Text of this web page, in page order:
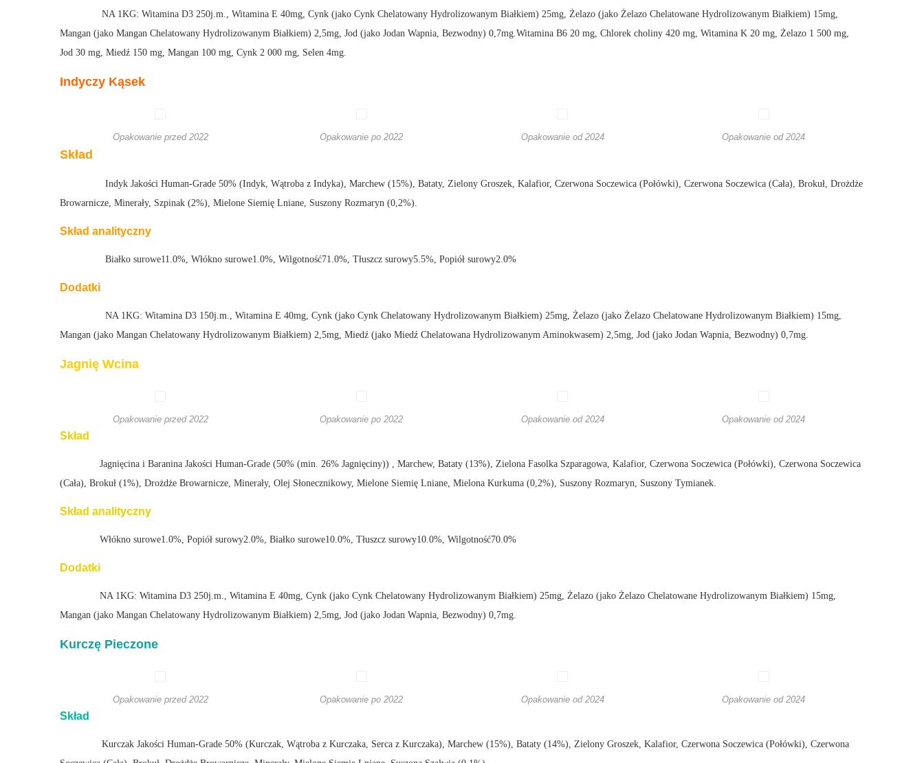
NA 1KG: Witamina D3 250j.m., Witamina E 40mg, Cynk (jako Cynk Chelatowany Hydrolizowanym Białkiem) 25mg, Żelazo (jako Żelazo Chelatowane Hydrolizowanym Białkiem) 15mg,
Mangan (jako Mangan Chelatowany Hydrolizowanym Białkiem) 2,5mg, Jod (jako Jodan Wapnia, Bezwodny) 0,7mg.Witamina B6 20 mg, Chlorek choliny 420 mg, Witamina K 20 mg, Żelazo 1 500 mg,
Jod 30 mg, Miedź 150 mg, Mangan 100 mg, Cynk 2 000 mg, Selen 4mg.
Indyczy Kąsek
Opakowanie przed 2022 Opakowanie po 2022 Opakowanie od 2024 Opakowanie od 2024
Skład
Indyk Jakości Human-Grade 50% (Indyk, Wątroba z Indyka), Marchew (15%), Bataty, Zielony Groszek, Kalafior, Czerwona Soczewica (Połówki), Czerwona Soczewica (Cała), Brokuł, Drożdże
Browarnicze, Minerały, Szpinak (2%), Mielone Siemię Lniane, Suszony Rozmaryn (0,2%).
Skład analityczny
Białko surowe11.0%, Włókno surowe1.0%, Wilgotność71.0%, Tłuszcz surowy5.5%, Popiół surowy2.0%
Dodatki
NA 1KG: Witamina D3 150j.m., Witamina E 40mg, Cynk (jako Cynk Chelatowany Hydrolizowanym Białkiem) 25mg, Żelazo (jako Żelazo Chelatowane Hydrolizowanym Białkiem) 15mg,
Mangan (jako Mangan Chelatowany Hydrolizowanym Białkiem) 2,5mg, Miedź (jako Miedź Chelatowana Hydrolizowanym Aminokwasem) 2,5mg, Jod (jako Jodan Wapnia, Bezwodny) 0,7mg.
Jagnię Wcina
Opakowanie przed 2022 Opakowanie po 2022 Opakowanie od 2024 Opakowanie od 2024
Skład
Jagnięcina i Baranina Jakości Human-Grade (50% (min. 26% Jagnięciny)) , Marchew, Bataty (13%), Zielona Fasolka Szparagowa, Kalafior, Czerwona Soczewica (Połówki), Czerwona Soczewica
(Cała), Brokuł (1%), Drożdże Browarnicze, Minerały, Olej Słonecznikowy, Mielone Siemię Lniane, Mielona Kurkuma (0,2%), Suszony Rozmaryn, Suszony Tymianek.
Skład analityczny
Włókno surowe1.0%, Popiół surowy2.0%, Białko surowe10.0%, Tłuszcz surowy10.0%, Wilgotność70.0%
Dodatki
NA 1KG: Witamina D3 250j.m., Witamina E 40mg, Cynk (jako Cynk Chelatowany Hydrolizowanym Białkiem) 25mg, Żelazo (jako Żelazo Chelatowane Hydrolizowanym Białkiem) 15mg,
Mangan (jako Mangan Chelatowany Hydrolizowanym Białkiem) 2,5mg, Jod (jako Jodan Wapnia, Bezwodny) 0,7mg.
Kurczę Pieczone
Opakowanie przed 2022 Opakowanie po 2022 Opakowanie od 2024 Opakowanie od 2024
Skład
Kurczak Jakości Human-Grade 50% (Kurczak, Wątroba z Kurczaka, Serca z Kurczaka), Marchew (15%), Bataty (14%), Zielony Groszek, Kalafior, Czerwona Soczewica (Połówki), Czerwona